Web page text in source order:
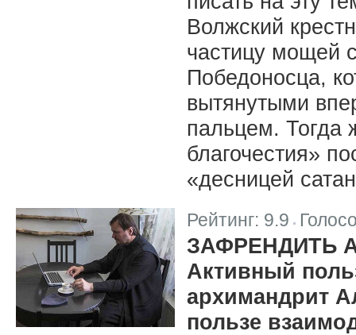
Волжский
частицу мощей
Победоносца,
вытянутыми
пальцем. Тогда
благочестия»
«десницей
Рейтинг: 9.9 |
ЗАФРЕНДИТЬ
Активный
архимандрит
пользе